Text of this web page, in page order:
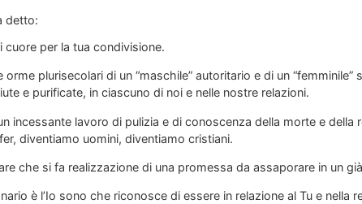
detto:
cuore per la tua condivisione.
orme plurisecolari di un “maschile” autoritario e di un
e purificate, in ciascuno di noi e nelle nostre relazioni.
incessante lavoro di pulizia e di conoscenza della morte e della
diventiamo uomini, diventiamo cristiani.
che si fa realizzazione di una promessa da assaporare in un
è l’Io sono che riconosce di essere in relazione al Tu e nella